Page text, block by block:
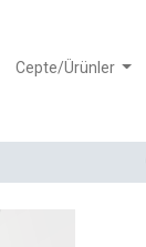
Cepte/Ürünler